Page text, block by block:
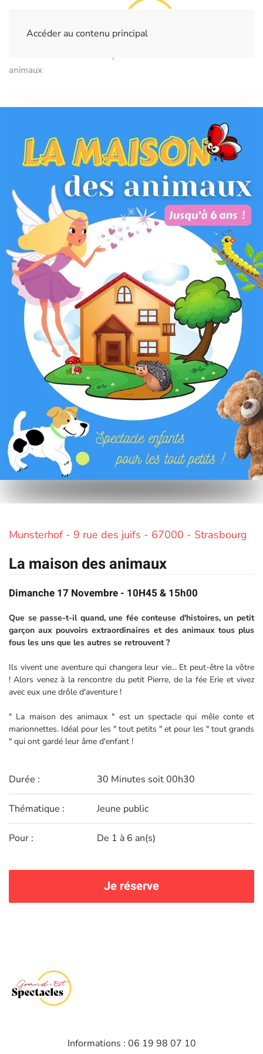
Accéder au contenu principal
animaux
Munsterhof - 9 rue des juifs - 67000 - Strasbourg
La maison des animaux
Dimanche 17 Novembre - 10H45 & 15h00
Que se passe-t-il quand, une fée conteuse d'histoires, un petit
garçon aux pouvoirs extraordinaires et des animaux tous plus
fous les uns que les autres se retrouvent ?
Ils vivent une aventure qui changera leur vie... Et peut-être la vôtre
! Alors venez à la rencontre du petit Pierre, de la fée Erie et vivez
avec eux une drôle d'aventure !
" La maison des animaux " est un spectacle qui mêle conte et
marionnettes. Idéal pour les " tout petits " et pour les " tout grands
" qui ont gardé leur âme d'enfant !
Durée : 30 Minutes soit 00h30
Thématique : Jeune public
Pour : De 1 à 6 an(s)
Je réserve
Informations : 06 19 98 07 10